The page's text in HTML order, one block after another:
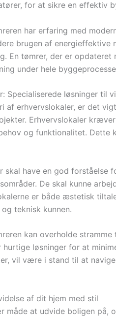
for at sikre en effektiv
har erfaring med
brugen af energieffektive
En tømrer, der er
under hele
Specialiserede løsninger til
af erhvervslokaler, er det
Erhvervslokaler
og funktionalitet. Dette
skal have en god forståelse
De skal kunne
er både æstetisk
teknisk kunnen.
kan overholde
løsninger for at
vil være i stand til at
af dit hjem med stil
måde at udvide boligen på,